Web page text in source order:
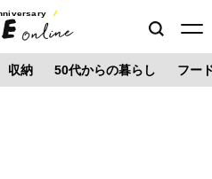
収納 50代からの暮らし フー